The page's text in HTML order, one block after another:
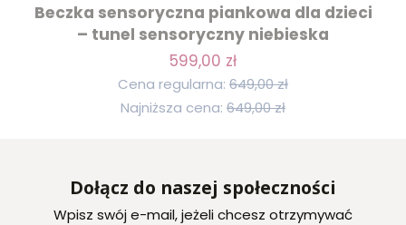
Beczka sensoryczna piankowa dla dzieci
– tunel sensoryczny niebieska
599,00 zł
Cena regularna: 649,00 zł
Najniższa cena: 649,00 zł
Dołącz do naszej społeczności
Wpisz swój e-mail, jeżeli chcesz otrzymywać